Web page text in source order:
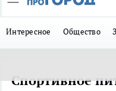
Интересное Общество
Спортивное